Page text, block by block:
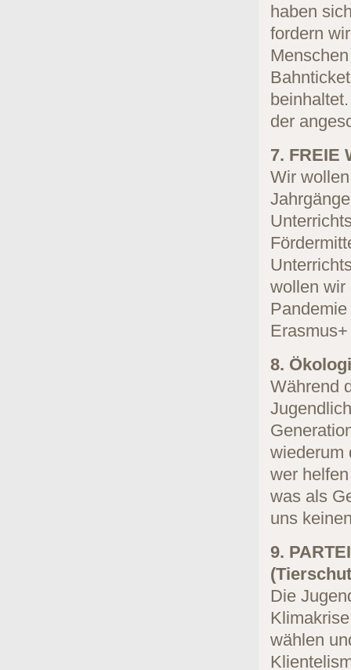
haben
fordern
der
7. FREIE
Wir
wollen wir
8.
Während
wiederum
wer
was als
uns
9.
Die
wählen